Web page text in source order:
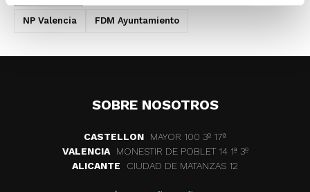
NP Valencia FDM Ayuntamiento
SOBRE NOSOTROS
CASTELLON
MAYOR 100 3º 17ª
VALENCIA
MONESTIR DE POBLET 14 1ª 3º
ALICANTE
CIUDAD DE MATANZAS 12